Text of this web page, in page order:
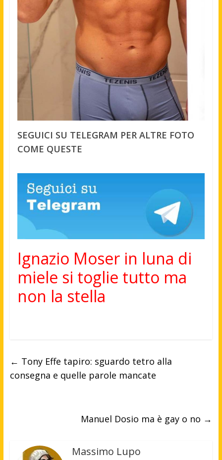
SEGUICI SU TELEGRAM PER ALTRE FOTO
COME QUESTE
Ignazio Moser in luna di
miele si toglie tutto ma
non la stella
← Tony Effe tapiro: sguardo tetro alla
consegna e quelle parole mancate
Manuel Dosio ma è gay o no →
Massimo Lupo